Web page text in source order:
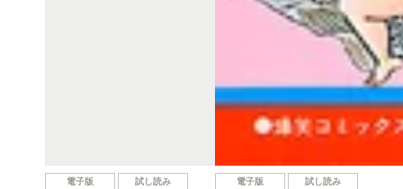
電子版 試し読み 電子版 試し読み